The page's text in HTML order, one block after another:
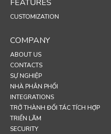
FEATURES
CUSTOMIZATION
COMPANY
ABOUT US
CONTACTS
SỰ NGHIỆP
NHÀ PHÂN PHỐI
INTEGRATIONS
TRỞ THÀNH ĐỐI TÁC TÍCH HỢP
TRIỂN LÃM
SECURITY